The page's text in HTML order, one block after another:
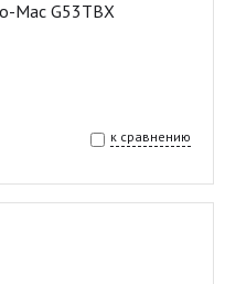
Mac G53TBX
к сравнению